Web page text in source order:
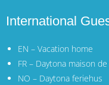
International
EN – Vacation home
FR – Daytona maison
NO – Daytona feriehus